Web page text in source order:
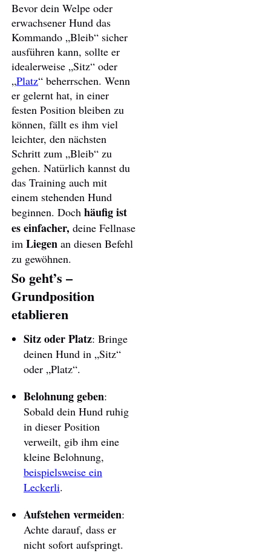
Bevor dein Welpe oder
erwachsener Hund das
Kommando „Bleib“ sicher
ausführen kann, sollte er
idealerweise „Sitz“ oder
„Platz“ beherrschen. Wenn
er gelernt hat, in einer
festen Position bleiben zu
können, fällt es ihm viel
leichter, den nächsten
Schritt zum „Bleib“ zu
gehen. Natürlich kannst du
das Training auch mit
einem stehenden Hund
beginnen. Doch häufig ist
es einfacher, deine Fellnase
im Liegen an diesen Befehl
zu gewöhnen.
So geht’s –
Grundposition
etablieren
Sitz oder Platz: Bringe
deinen Hund in „Sitz“
oder „Platz“.
Belohnung geben:
Sobald dein Hund ruhig
in dieser Position
verweilt, gib ihm eine
kleine Belohnung,
beispielsweise ein
Leckerli.
Aufstehen vermeiden:
Achte darauf, dass er
nicht sofort aufspringt.